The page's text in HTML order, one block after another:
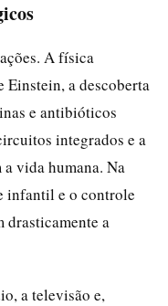
A física
a descoberta
e antibióticos
integrados e a
vida humana. Na
infantil e o controle
drasticamente a
a televisão e,